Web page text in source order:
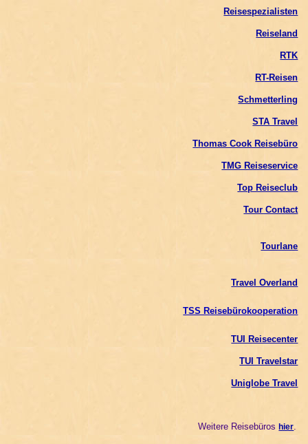
Reisespezialisten
Reiseland
RTK
RT-Reisen
Schmetterling
STA Travel
Thomas Cook Reisebüro
TMG Reiseservice
Top Reiseclub
Tour Contact
Tourlane
Travel Overland
TSS Reisebürokooperation
TUI Reisecenter
TUI Travelstar
Uniglobe Travel
Weitere Reisebüroshier.